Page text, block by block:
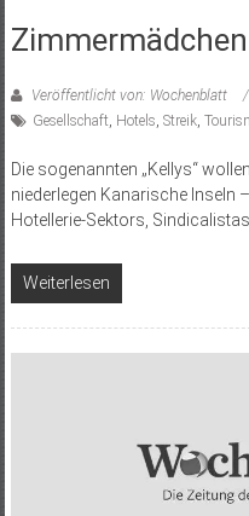
Veröffentlicht von: Wochenblatt
Gesellschaft Hotels Streik,
Die sogenannten „Kellys“
niederlegen Kanarische Inseln
Hotellerie-Sektors,
Weiterlesen